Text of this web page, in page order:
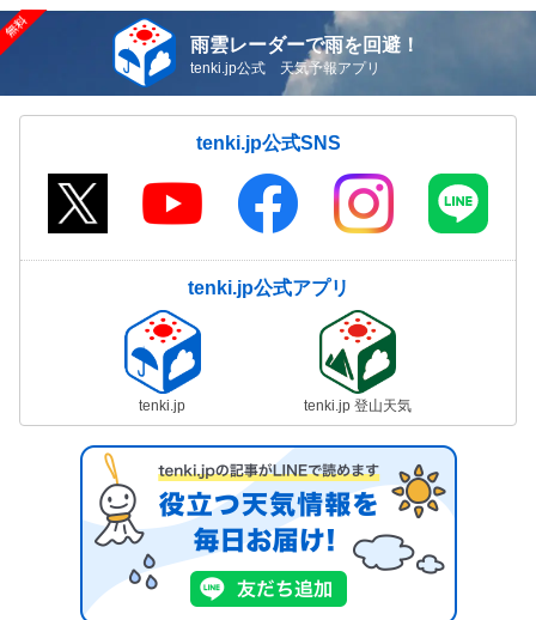
雨雲レーダーで雨を回避！
tenki.jp公式 天気予報アプリ
tenki.jp公式SNS
tenki.jp公式アプリ
tenki.jp tenki.jp 登山天気